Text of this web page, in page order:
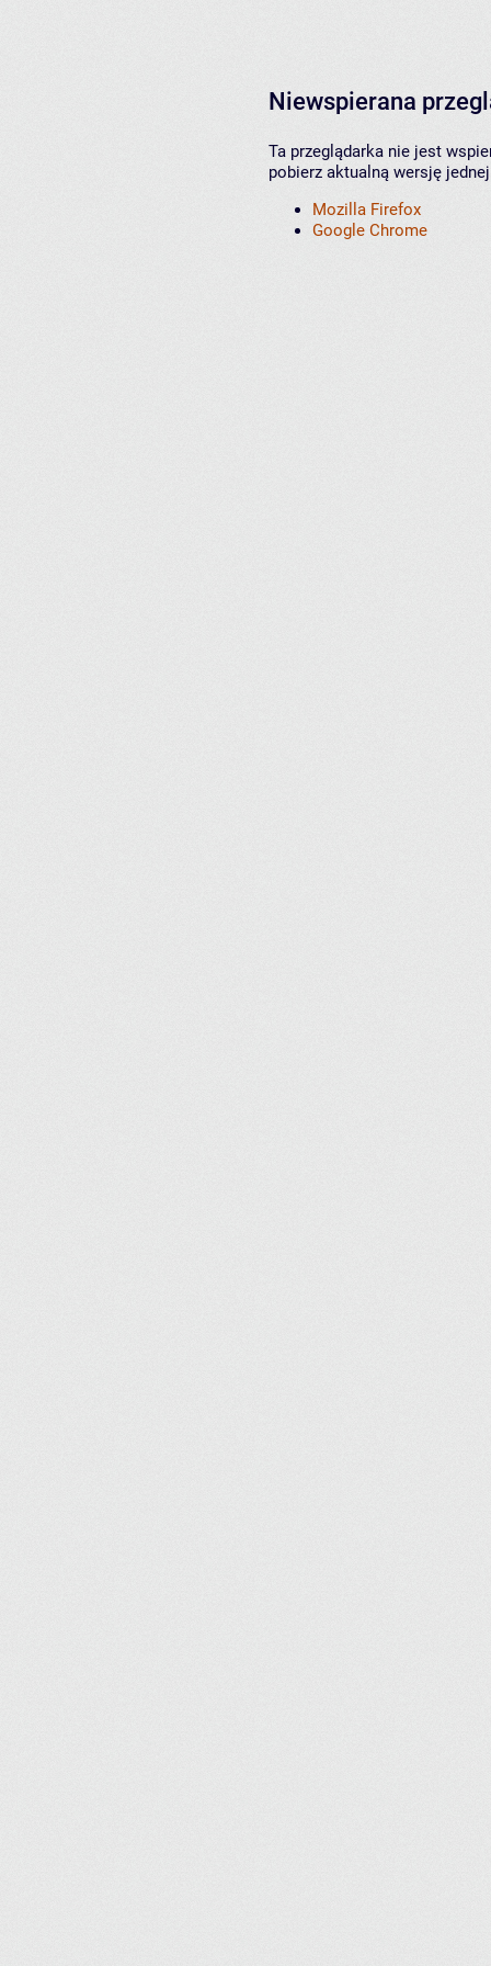
Niewspierana
Ta przeglądarka nie jest
pobierz aktualną wersję
Mozilla Firefox
Google Chrome